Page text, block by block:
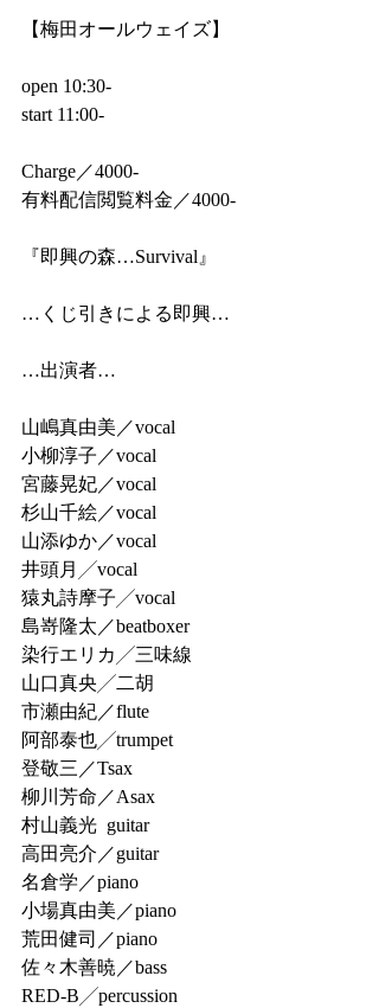
【梅田オールウェイズ】
open 10:30-
start 11:00-
Charge／4000-
有料配信閲覧料金／4000-
『即興の森…Survival』
…くじ引きによる即興…
…出演者…
山嶋真由美／vocal
小柳淳子／vocal
宮藤晃妃／vocal
杉山千絵／vocal
山添ゆか／vocal
井頭月╱vocal
猿丸詩摩子╱vocal
島嵜隆太／beatboxer
染行エリカ╱三味線
山口真央╱二胡
市瀬由紀／flute
阿部泰也╱trumpet
登敬三／Tsax
柳川芳命／Asax
村山義光  guitar
高田亮介／guitar
名倉学／piano
小場真由美／piano
荒田健司／piano
佐々木善暁／bass
RED-B╱percussion